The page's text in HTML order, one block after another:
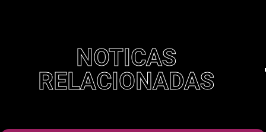
NOTICAS
RELACIONADAS